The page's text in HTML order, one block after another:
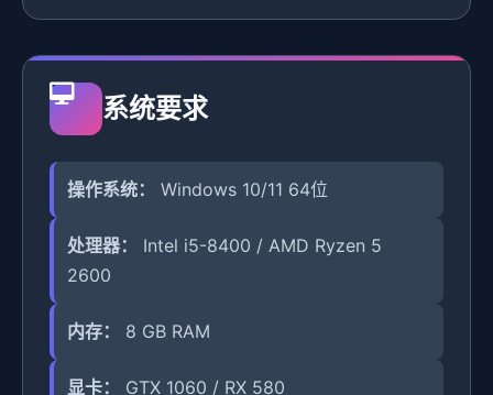
系统要求
操作系统： Windows 10/11 64位
处理器：
Intel i5-8400 / AMD Ryzen 5
2600
内存： 8 GB RAM
显卡： GTX 1060 / RX 580